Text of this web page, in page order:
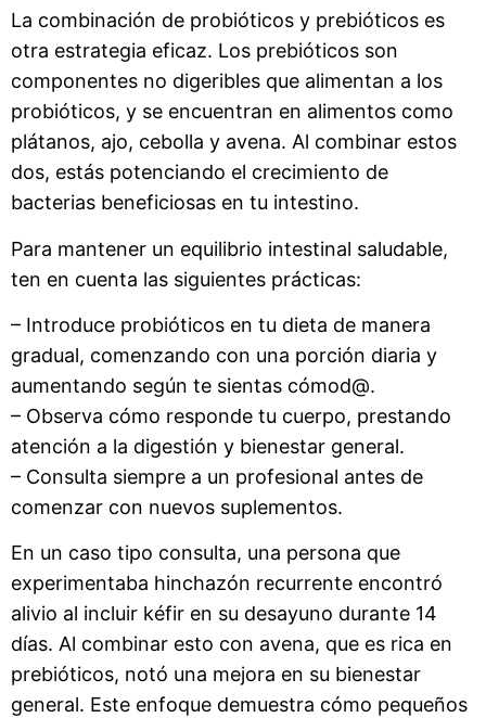
La combinación de probióticos y prebióticos es
otra estrategia eficaz. Los prebióticos son
componentes no digeribles que alimentan a los
probióticos, y se encuentran en alimentos como
plátanos, ajo, cebolla y avena. Al combinar estos
dos, estás potenciando el crecimiento de
bacterias beneficiosas en tu intestino.
Para mantener un equilibrio intestinal saludable,
ten en cuenta las siguientes prácticas:
– Introduce probióticos en tu dieta de manera
gradual, comenzando con una porción diaria y
aumentando según te sientas cómod@.
– Observa cómo responde tu cuerpo, prestando
atención a la digestión y bienestar general.
– Consulta siempre a un profesional antes de
comenzar con nuevos suplementos.
En un caso tipo consulta, una persona que
experimentaba hinchazón recurrente encontró
alivio al incluir kéfir en su desayuno durante 14
días. Al combinar esto con avena, que es rica en
prebióticos, notó una mejora en su bienestar
general. Este enfoque demuestra cómo pequeños